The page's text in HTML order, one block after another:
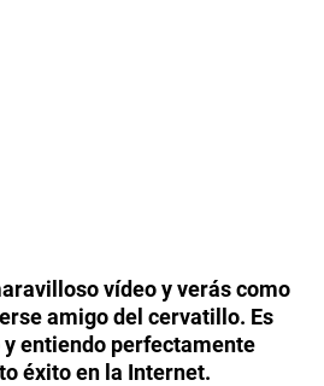
vídeo y verás como
amigo del cervatillo. Es
entiendo perfectamente
éxito en la Internet.